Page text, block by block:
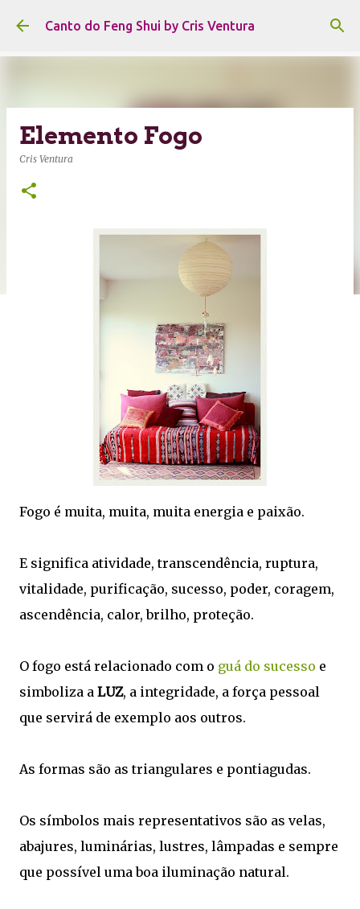
Pular para o conteúdo principal
Canto do Feng Shui by Cris Ventura
Elemento Fogo
Cris Ventura
Fogo é muita, muita, muita energia e paixão.
E significa atividade, transcendência, ruptura,
vitalidade, purificação, sucesso, poder, coragem,
ascendência, calor, brilho, proteção.
O fogo está relacionado com o guá do sucesso e
simboliza a LUZ, a integridade, a força pessoal
que servirá de exemplo aos outros.
As formas são as triangulares e pontiagudas.
Os símbolos mais representativos são as velas,
abajures, luminárias, lustres, lâmpadas e sempre
que possível uma boa iluminação natural.